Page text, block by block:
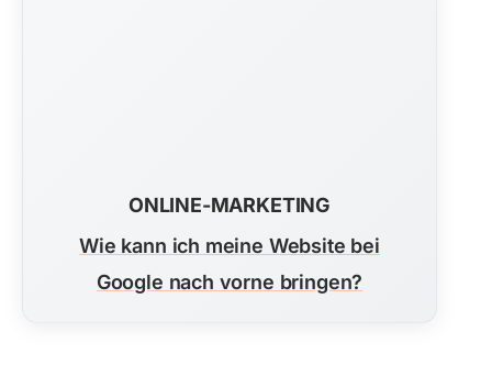
ONLINE-MARKETING
Wie kann ich meine Website bei
Google nach vorne bringen?